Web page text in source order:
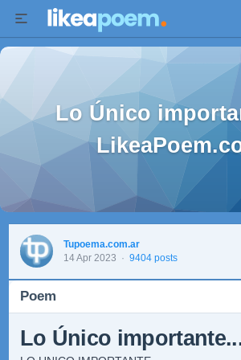
Lo Único
Tupoema.com.ar
14 Apr 2023 · 9404 posts
Poem
Lo Único